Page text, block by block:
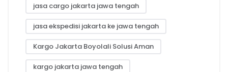
jasa cargo jakarta jawa tengah
jasa ekspedisi jakarta ke jawa tengah
Kargo Jakarta Boyolali Solusi Aman
kargo jakarta jawa tengah